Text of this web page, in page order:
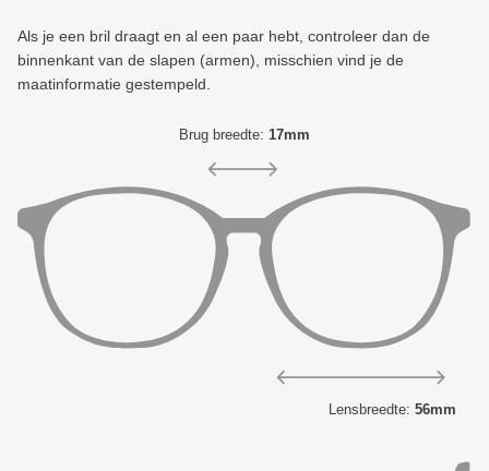
Als je een bril draagt ​​en al een paar hebt, controleer dan de
binnenkant van de slapen (armen), misschien vind je de
maatinformatie gestempeld.
Brug breedte: 17mm
Lensbreedte: 56mm